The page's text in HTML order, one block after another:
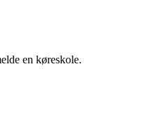
en køreskole.